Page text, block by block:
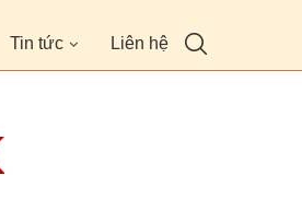
Tin tức Liên hệ